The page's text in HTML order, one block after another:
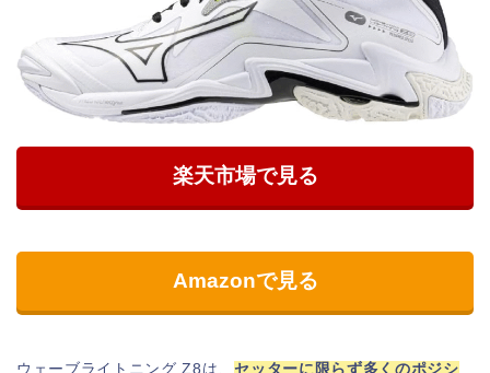
楽天市場で見る
Amazonで見る
ウェーブライトニング Z8は、セッターに限らず多くのポジシ